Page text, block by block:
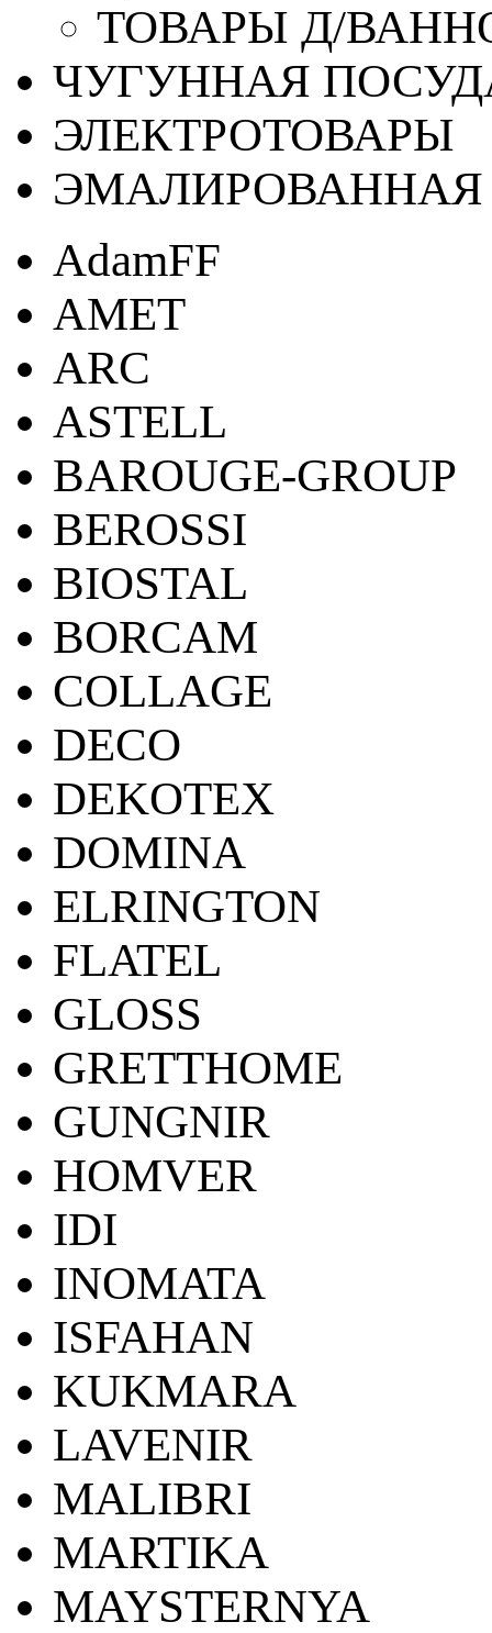
ТОВАРЫ Д/
ЧУГУННАЯ
ЭЛЕКТРОТОВАРЫ
ЭМАЛИРОВАННАЯ
AdamFF
AMET
ARC
ASTELL
BAROUGE-GROUP
BEROSSI
BIOSTAL
BORCAM
COLLAGE
DECO
DEKOTEX
DOMINA
ELRINGTON
FLATEL
GLOSS
GRETTHOME
GUNGNIR
HOMVER
IDI
INOMATA
ISFAHAN
KUKMARA
LAVENIR
MALIBRI
MARTIKA
MAYSTERNYA